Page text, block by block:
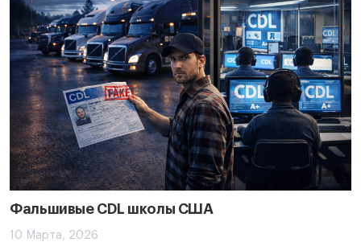
Фальшивые CDL школы США
10 Марта, 2026